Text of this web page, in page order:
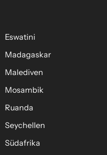
Eswatini
Madagaskar
Malediven
Mosambik
Ruanda
Seychellen
Südafrika